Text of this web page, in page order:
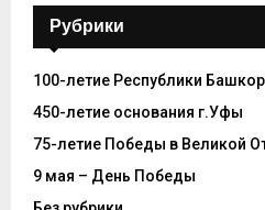
Рубрики
100-летие Республики
450-летие основания г.Уфы
75-летие Победы в Великой
9 мая – День Победы